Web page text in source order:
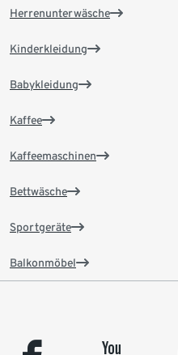
Herrenunterwäsche
Kinderkleidung
Babykleidung
Kaffee
Kaffeemaschinen
Bettwäsche
Sportgeräte
Balkonmöbel